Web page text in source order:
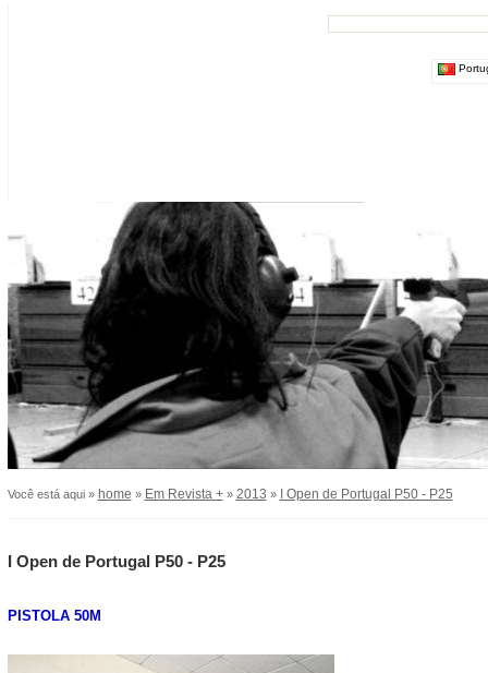
Você está aqui » home » Em Revista +» 2013 » I Open de Portugal P50 - P25
I Open de Portugal P50 - P25
PISTOLA 50M